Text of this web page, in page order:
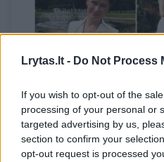
Lrytas.lt - Do Not Process
If you wish to opt-out of the
processing of your personal or
targeted advertising by us,
section to confirm your
opt-out request is processed
Veisėjos iš
karaliauja 5
pasidalijo savo